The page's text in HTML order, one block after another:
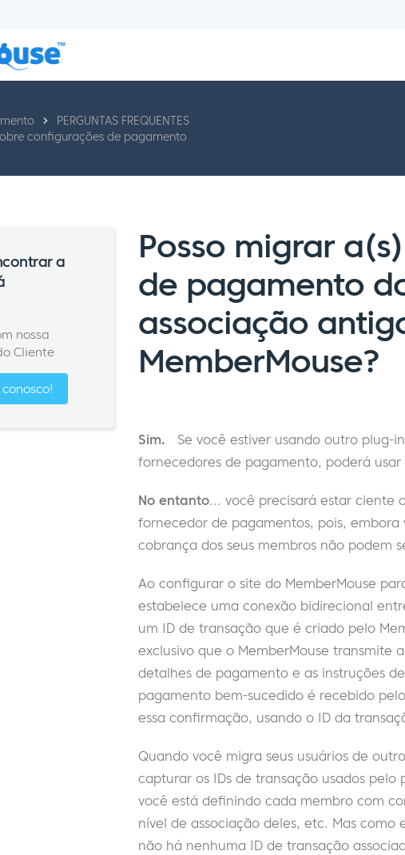
PERGUNTAS FREQUENTES
configurações de pagamento
Posso migrar
de pagamento
associação
MemberMouse?
Sim. Se você estiver usando outro plug-
fornecedores de pagamento, poderá usar
No entanto... você precisará estar ciente
fornecedor de pagamentos, pois, embora
cobrança dos seus membros não podem
Ao configurar o site do MemberMouse
estabelece uma conexão bidirecional
um ID de transação que é criado pelo
exclusivo que o MemberMouse
detalhes de pagamento e as instruções
pagamento bem-sucedido é recebido
essa confirmação, usando o ID da
Quando você migra seus usuários de
capturar os IDs de transação usados
você está definindo cada membro com
nível de associação deles, etc. Mas como
não há nenhuma ID de transação
a
nossa
Cliente